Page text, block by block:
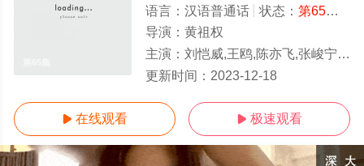
语言： 汉语普通话 状态： 第65集
导演： 黄祖权
主演： 刘恺威,王鸥,陈亦飞,张峻宁,牛骏峰,李威,莫熙儿,陈梦瑶,郑雪,黄征,冯俊熙,龚悦,甄琪,刘慧,梁家仁,张双利,徐少强,宁心,李政宇,姜永
更新时间： 2023-12-18
 在线观看  极速观看